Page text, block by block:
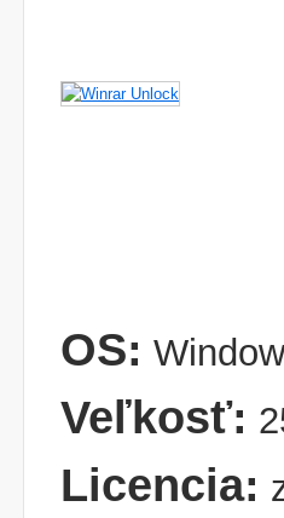
OS:
Veľkosť:
Licencia: